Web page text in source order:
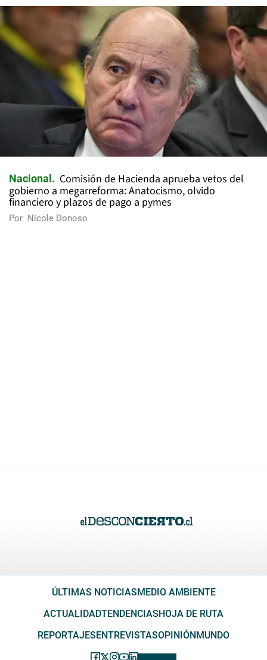
Nacional
Comisión de Hacienda aprueba vetos del
gobierno a megarreforma: Anatocismo, olvido
financiero y plazos de pago a pymes
Por Nicole Donoso
ÚLTIMAS NOTICIAS MEDIO AMBIENTE
ACTUALIDADTENDENCIAS HOJA DE RUTA
REPORTAJES ENTREVISTASOPINIÓN MUNDO